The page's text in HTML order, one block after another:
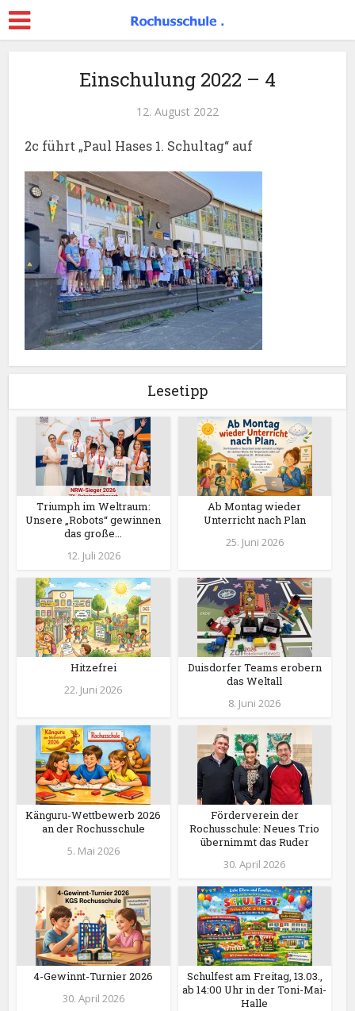
Einschulung 2022 – 4
12. August 2022
2c führt „Paul Hases 1. Schultag“ auf
Lesetipp
Triumph im Weltraum:
Unsere „Robots“ gewinnen
das große...
12. Juli 2026
Ab Montag wieder
Unterricht nach Plan
25. Juni 2026
Hitzefrei
22. Juni 2026
Duisdorfer Teams erobern
das Weltall
8. Juni 2026
Känguru-Wettbewerb 2026
an der Rochusschule
5. Mai 2026
Förderverein der
Rochusschule: Neues Trio
übernimmt das Ruder
30. April 2026
4-Gewinnt-Turnier 2026
30. April 2026
Schulfest am Freitag, 13.03.,
ab 14:00 Uhr in der Toni-Mai-
Halle